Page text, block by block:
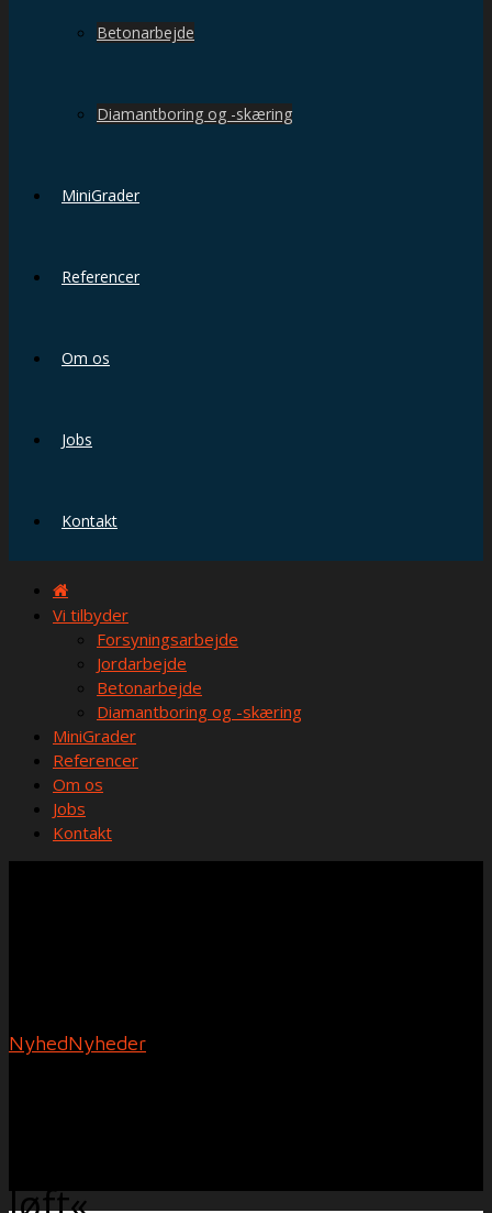
Betonarbejde
Diamantboring og -skæring
MiniGrader
Referencer
Om os
Jobs
Kontakt
Vi tilbyder
Forsyningsarbejde
Jordarbejde
Betonarbejde
Diamantboring og -skæring
MiniGrader
Referencer
Om os
Jobs
Kontakt
NyhedNyheder